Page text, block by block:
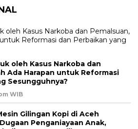
oleh Kasus Narkoba dan
Ada Harapan untuk Reformasi
Sesungguhnya?
WIB
Gilingan Kopi di Aceh
Penganiayaan Anak,